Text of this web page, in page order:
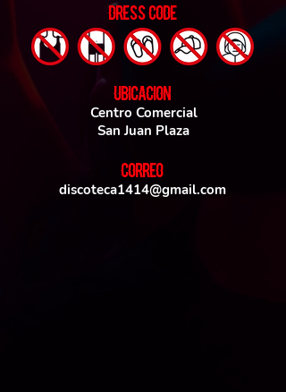
DRESS CODE
UBICACIoN
Centro Comercial
San Juan Plaza
CORREO
discoteca1414@gmail.com